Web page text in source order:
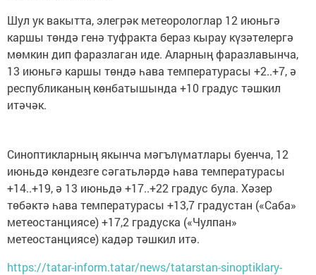
Шул ук вакытта, элегрәк метеорологлар 12 июньгә
каршы төндә генә туфракта бераз кырау күзәтелергә
мөмкин дип фаразлаган иде. Аларның фаразлавынча,
13 июньгә каршы төндә һава температурасы +2..+7, ә
республиканың көнбатышында +10 градус тәшкил
итәчәк.
Синоптикларның якынча мәгълүматлары буенча, 12
июньдә көндезге сәгатьләрдә һава температурасы
+14..+19, ә 13 июньдә +17..+22 градус була. Хәзер
төбәктә һава температурасы +13,7 градустан («Саба»
метеостанциясе) +17,2 градуска («Чулпан»
метеостанциясе) кадәр тәшкил итә.
https://tatar-inform.tatar/news/tatarstan-sinoptiklary-